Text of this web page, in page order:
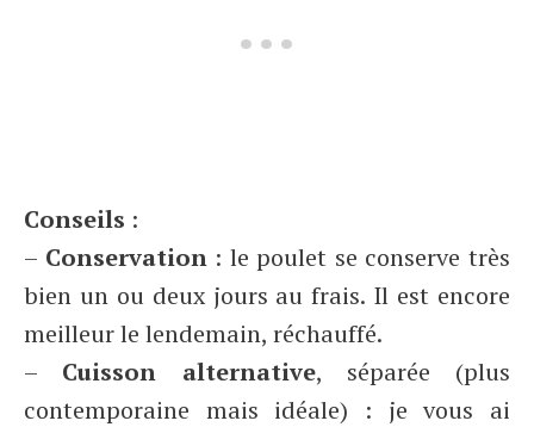
Conseils :
– Conservation: le poulet se conserve très
bien un ou deux jours au frais. Il est encore
meilleur le lendemain, réchauffé.
– Cuisson alternative, séparée (plus
contemporaine mais idéale) : je vous ai